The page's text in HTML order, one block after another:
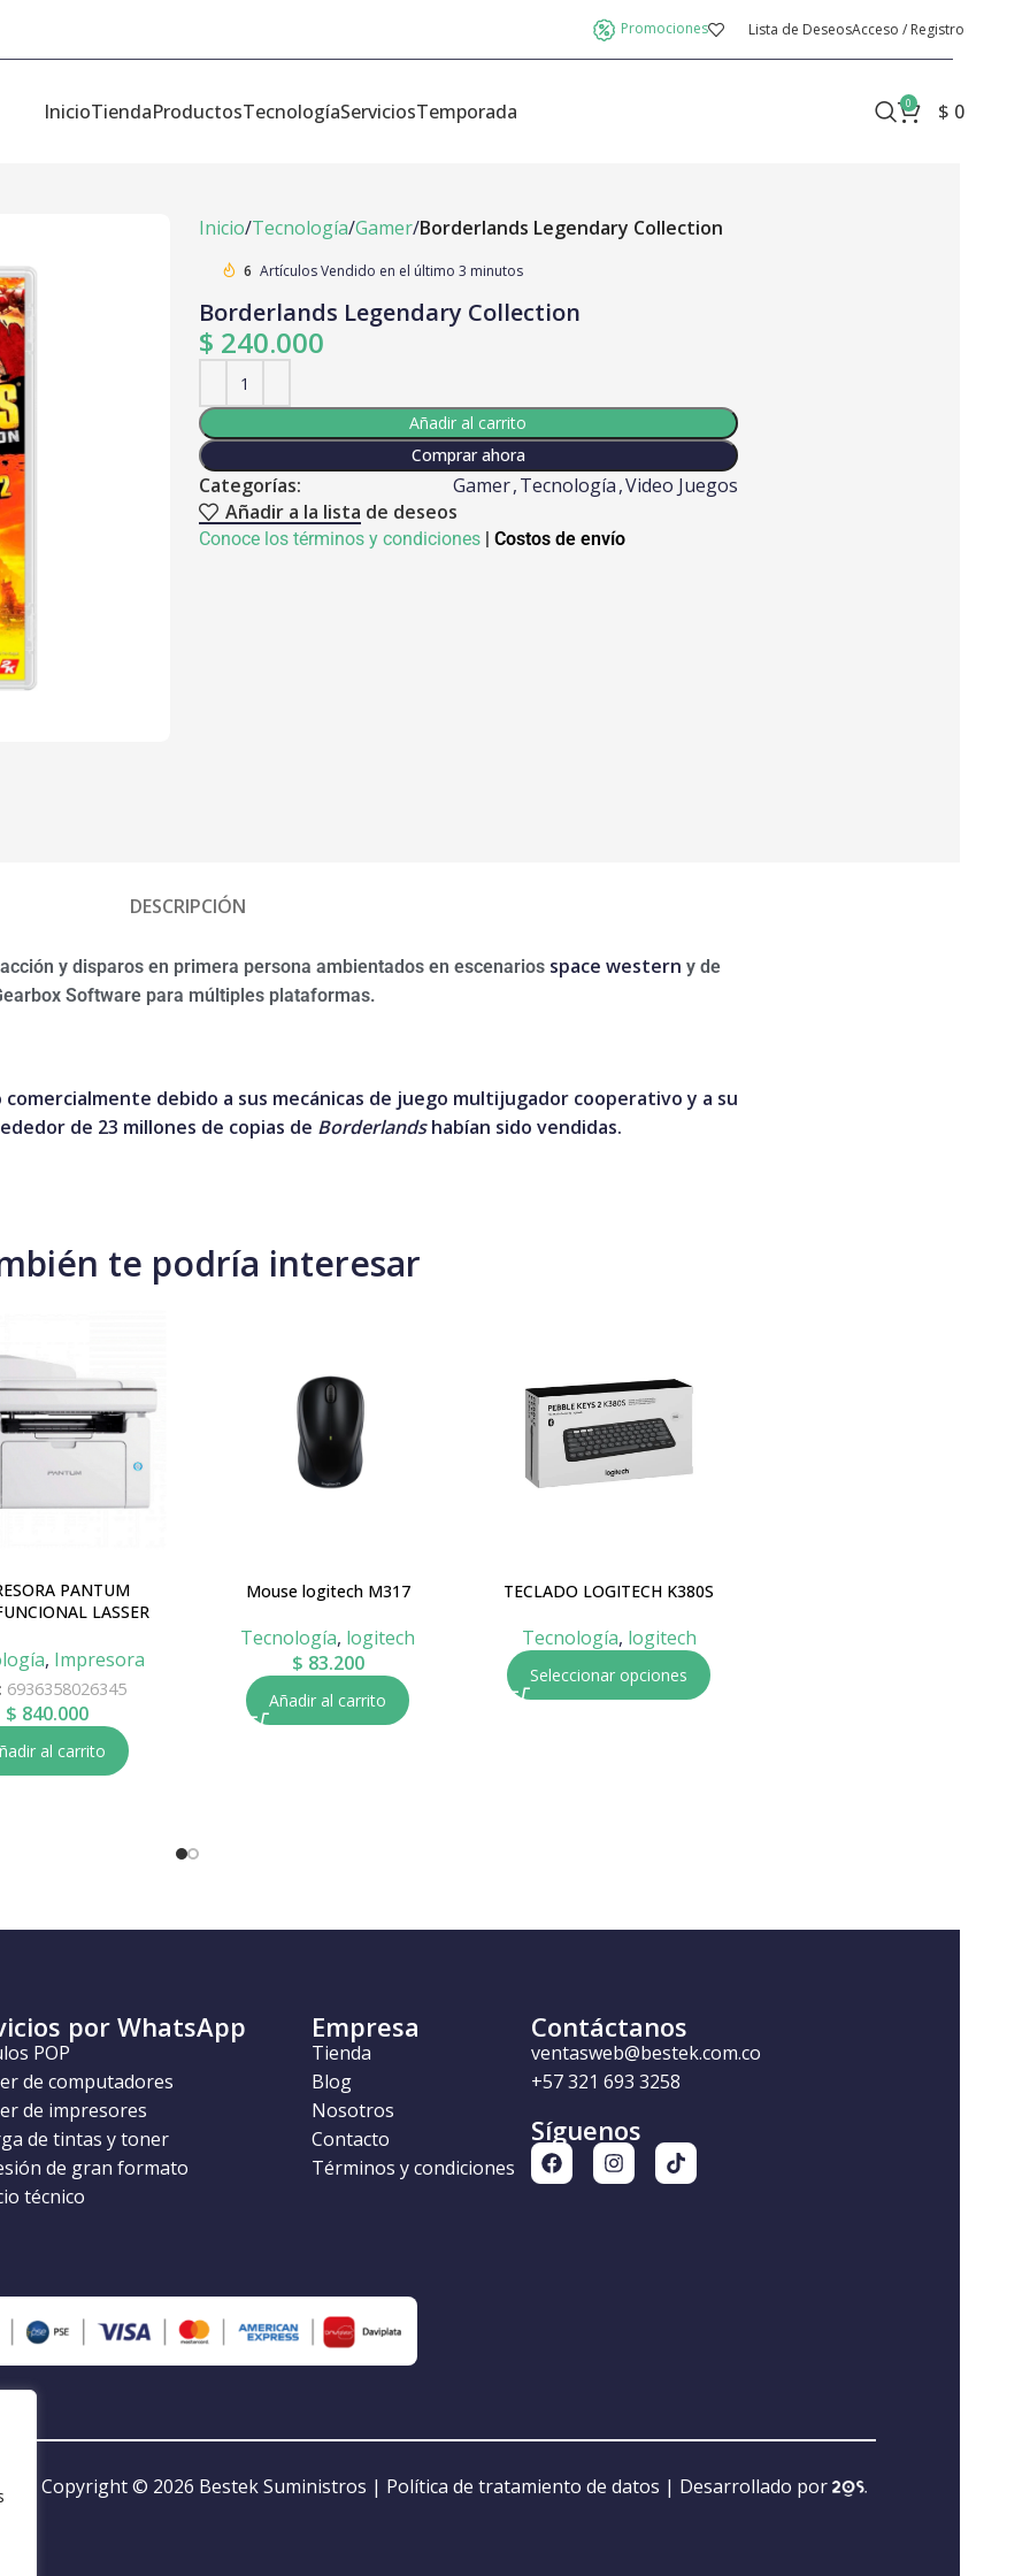
Promociones Lista de DeseosAcceso / Registro
InicioTiendaProductosTecnologíaServiciosTemporada 0 $ 0
Inicio Tecnología Gamer Borderlands Legendary Collection
6 Artículos Vendido en el último 3 minutos
Borderlands Legendary Collection
$ 240.000
Añadir al carrito
Comprar ahora
Categorías: Gamer,Tecnología,Video Juegos
Añadir a la lista de deseos
Conoce los términos y condiciones | Costos de envío
DESCRIPCIÓN
y disparos en primera persona ambientados en escenarios space western y de
Software para múltiples plataformas.
debido a sus mecánicas de juego multijugador cooperativo y a su
de 23 millones de copias de Borderlandshabían sido vendidas.
te podría interesar
PANTUM
LASSER
, Impresora
6936358026345
$ 840.000
al carrito
Mouse logitech M317
Tecnología, logitech
$ 83.200
Añadir al carrito
TECLADO LOGITECH K380S
Tecnología, logitech
Seleccionar opciones
por WhatsApp
POP
de computadores
de impresores
de tintas y toner
de gran formato
técnico
Empresa
Tienda
Blog
Nosotros
Contacto
Términos y condiciones
Contáctanos
ventasweb@bestek.com.co
+57 321 693 3258
Síguenos
Copyright © 2026 Bestek Suministros | Política de tratamiento de datos | Desarrollado por